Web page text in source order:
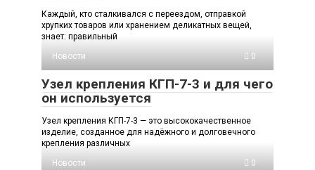
Каждый, кто сталкивался с переездом, отправкой
хрупких товаров или хранением деликатных вещей,
знает: правильный
Новости
0
Узел крепления КГП-7-3 и для чего
он используется
Узел крепления КГП-7-3 — это высококачественное
изделие, созданное для надёжного и долговечного
крепления различных
Новости
0